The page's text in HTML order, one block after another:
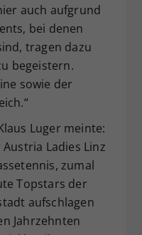
auch aufgrund
bei denen
tragen dazu
begeistern.
sowie der
Luger meinte:
Ladies Linz
zumal
Topstars der
aufschlagen
Jahrzehnten